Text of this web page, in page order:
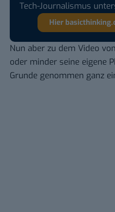
Tech-Journalismus
Hier
Nun aber zu dem Video
oder minder seine eigene
Grunde genommen ganz